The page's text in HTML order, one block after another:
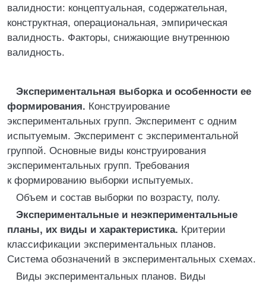
валидности: концептуальная, содержательная,
конструктная, операциональная, эмпирическая
валидность. Факторы, снижающие внутреннюю
валидность.
Экспериментальная выборка и особенности ее
формирования. Конструирование
экспериментальных групп. Эксперимент с одним
испытуемым. Эксперимент с экспериментальной
группой. Основные виды конструирования
экспериментальных групп. Требования
к формированию выборки испытуемых.
Объем и состав выборки по возрасту, полу.
Экспериментальные и неэкпериментальные
планы, их виды и характеристика. Критерии
классификации экспериментальных планов.
Система обозначений в экспериментальных схемах.
Виды экспериментальных планов. Виды